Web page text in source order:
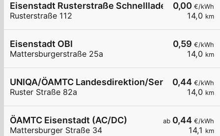
0,00 €/kWh
14,0 km
Eisenstadt Rusterstraße Schnelllader EZE
Rusterstraße 112
0,59 €/kWh
14,0 km
Eisenstadt OBI
Mattersburgerstraße 25a
0,44 €/kWh
14,0 km
UNIQA/ÖAMTC Landesdirektion/ServiceCenter
Ruster Straße 82a
ab 0,44 €/kWh
14,1 km
ÖAMTC Eisenstadt (AC/DC)
Mattersburger Straße 34